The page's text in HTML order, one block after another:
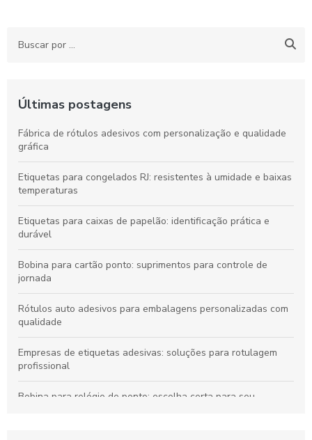
Últimas postagens
Fábrica de rótulos adesivos com personalização e qualidade
gráfica
Etiquetas para congelados RJ: resistentes à umidade e baixas
temperaturas
Etiquetas para caixas de papelão: identificação prática e
durável
Bobina para cartão ponto: suprimentos para controle de
jornada
Rótulos auto adesivos para embalagens personalizadas com
qualidade
Empresas de etiquetas adesivas: soluções para rotulagem
profissional
Bobina para relógio de ponto: escolha certa para seu